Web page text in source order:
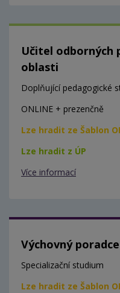
Učitel odborných
oblasti
Doplňující pedagogické
ONLINE + prezenčně
Lze hradit ze Šablon
Lze hradit z ÚP
Více informací
Výchovný poradce
Specializační studium
Lze hradit ze Šablon